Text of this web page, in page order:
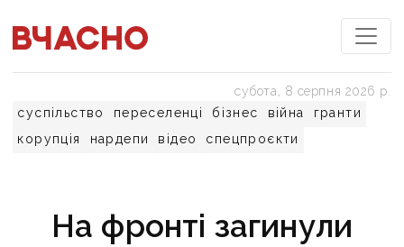
суспільство переселенці бізнес війна
гранти
корупція
нардепи відео спецпроєкти
субота, 8 серпня 2026 р.
На фронті загинули